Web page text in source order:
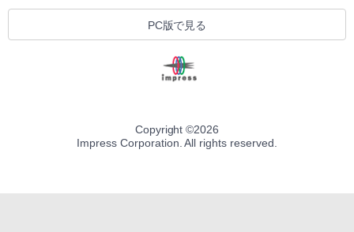
PC版で見る
Copyright ©2026
Impress Corporation. All rights reserved.